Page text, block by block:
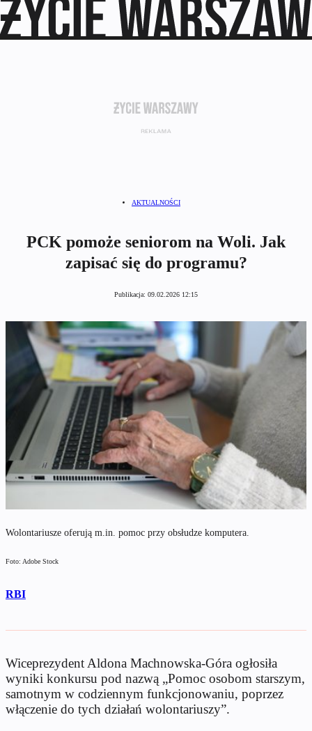
AKTUALNOŚCI
PCK pomoże seniorom na Woli. Jak
zapisać się do programu?
Publikacja: 09.02.2026 12:15
Wolontariusze oferują m.in. pomoc przy obsłudze komputera.
Foto: Adobe Stock
RBI
Wiceprezydent Aldona Machnowska-Góra ogłosiła
wyniki konkursu pod nazwą „Pomoc osobom starszym,
samotnym w codziennym funkcjonowaniu, poprzez
włączenie do tych działań wolontariuszy”.